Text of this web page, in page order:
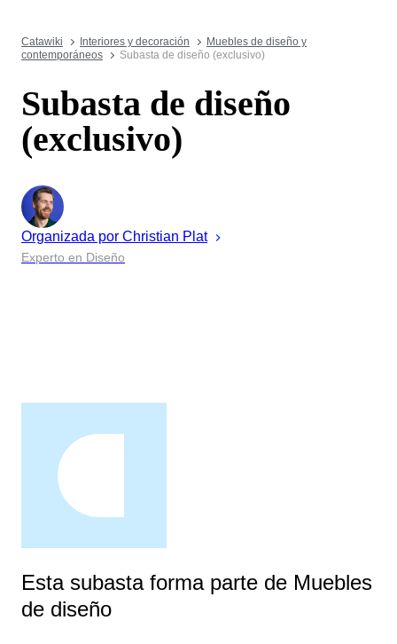
Catawiki Interiores y decoración
Muebles de diseño y
contemporáneos
Subasta de diseño (exclusivo)
Subasta de diseño
(exclusivo)
Organizada por Christian Plat
Experto en Diseño
Esta subasta forma parte de Muebles
de diseño